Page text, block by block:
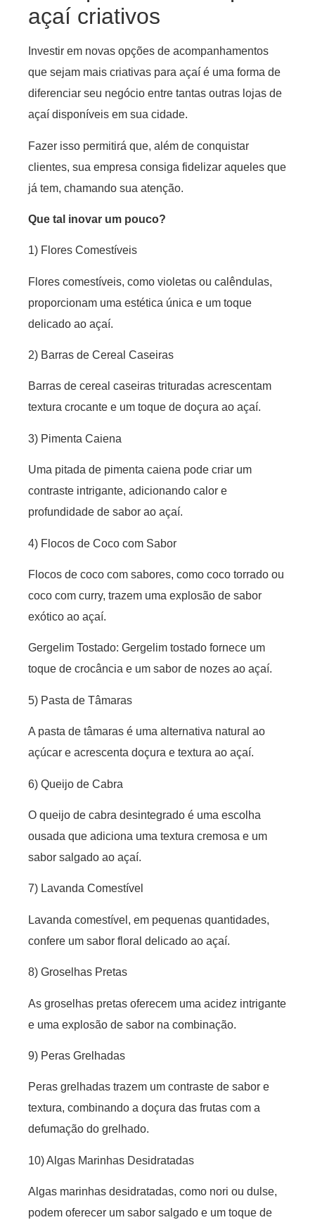
açaí criativos
Investir em novas opções de acompanhamentos
que sejam mais criativas para açaí é uma forma de
diferenciar seu negócio entre tantas outras lojas de
açaí disponíveis em sua cidade.
Fazer isso permitirá que, além de conquistar
clientes, sua empresa consiga fidelizar aqueles que
já tem, chamando sua atenção.
Que tal inovar um pouco?
1) Flores Comestíveis
Flores comestíveis, como violetas ou calêndulas,
proporcionam uma estética única e um toque
delicado ao açaí.
2) Barras de Cereal Caseiras
Barras de cereal caseiras trituradas acrescentam
textura crocante e um toque de doçura ao açaí.
3) Pimenta Caiena
Uma pitada de pimenta caiena pode criar um
contraste intrigante, adicionando calor e
profundidade de sabor ao açaí.
4) Flocos de Coco com Sabor
Flocos de coco com sabores, como coco torrado ou
coco com curry, trazem uma explosão de sabor
exótico ao açaí.
Gergelim Tostado: Gergelim tostado fornece um
toque de crocância e um sabor de nozes ao açaí.
5) Pasta de Tâmaras
A pasta de tâmaras é uma alternativa natural ao
açúcar e acrescenta doçura e textura ao açaí.
6) Queijo de Cabra
O queijo de cabra desintegrado é uma escolha
ousada que adiciona uma textura cremosa e um
sabor salgado ao açaí.
7) Lavanda Comestível
Lavanda comestível, em pequenas quantidades,
confere um sabor floral delicado ao açaí.
8) Groselhas Pretas
As groselhas pretas oferecem uma acidez intrigante
e uma explosão de sabor na combinação.
9) Peras Grelhadas
Peras grelhadas trazem um contraste de sabor e
textura, combinando a doçura das frutas com a
defumação do grelhado.
10) Algas Marinhas Desidratadas
Algas marinhas desidratadas, como nori ou dulse,
podem oferecer um sabor salgado e um toque de